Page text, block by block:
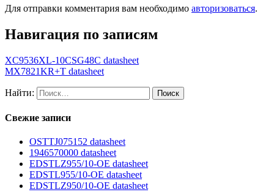
Для отправки комментария вам необходимо авторизоваться.
Навигация по записям
XC9536XL-10CSG48C datasheet
MX7821KR+T datasheet
Найти:
Свежие записи
OSTTJ075152 datasheet
1946570000 datasheet
EDSTLZ955/10-OE datasheet
EDSTL955/10-OE datasheet
EDSTLZ950/10-OE datasheet